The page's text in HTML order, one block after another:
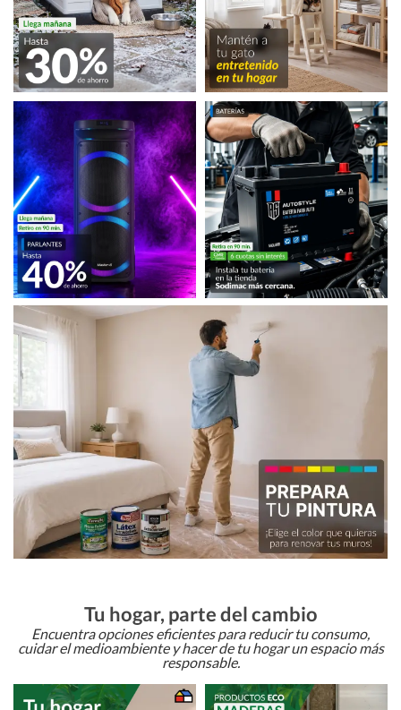
Tu hogar, parte del cambio
Encuentra opciones eficientes para reducir tu consumo,
cuidar el medioambiente y hacer de tu hogar un espacio más
responsable.